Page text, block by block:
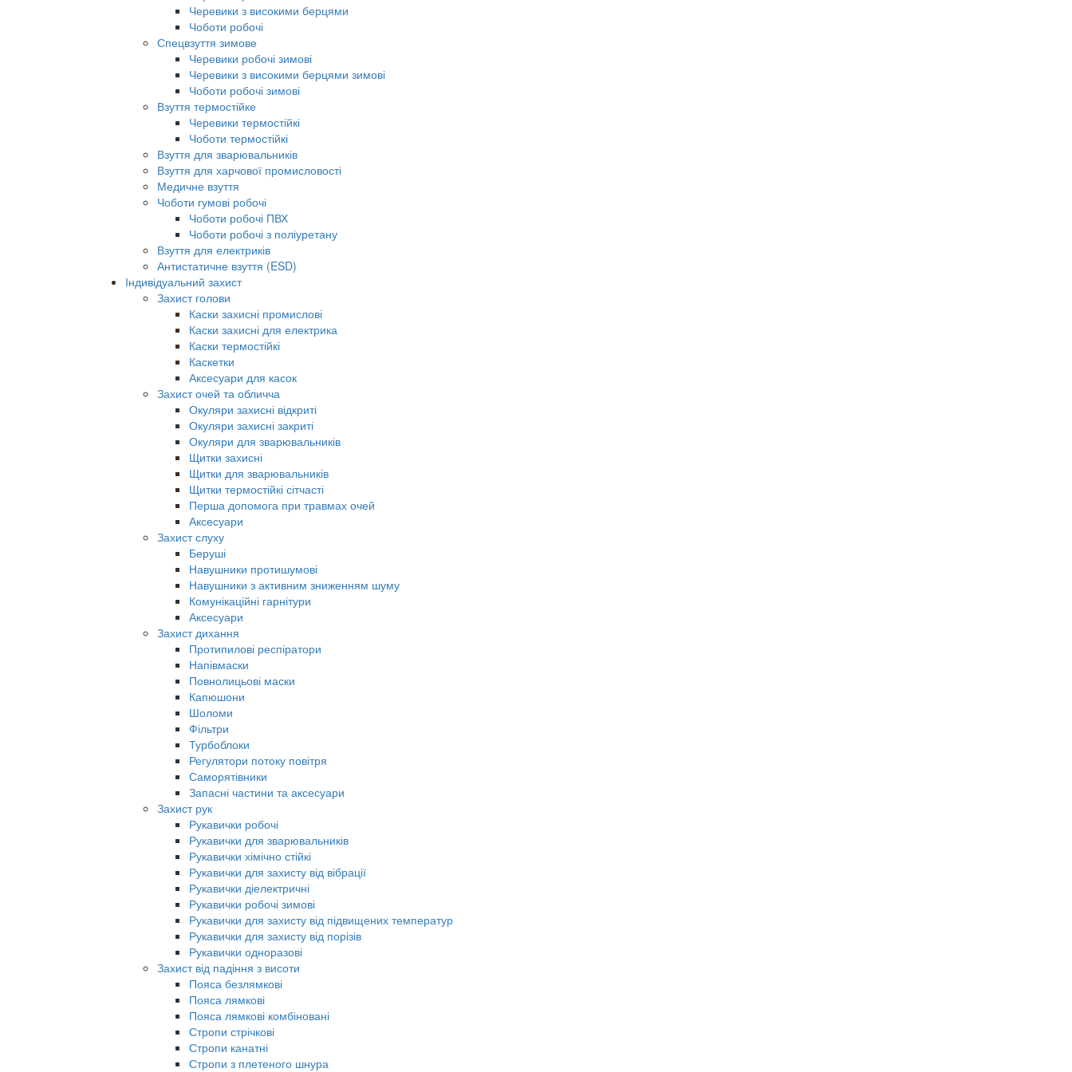
Черевики з високими берцями
Чоботи робочі
Спецвзуття зимове
Черевики робочі зимові
Черевики з високими берцями зимові
Чоботи робочі зимові
Взуття термостійке
Черевики термостійкі
Чоботи термостійкі
Взуття для зварювальників
Взуття для харчової промисловості
Медичне взуття
Чоботи гумові робочі
Чоботи робочі ПВХ
Чоботи робочі з поліуретану
Взуття для електриків
Антистатичне взуття (ESD)
Індивідуальний захист
Захист голови
Каски захисні промислові
Каски захисні для електрика
Каски термостійкі
Каскетки
Аксесуари для касок
Захист очей та обличча
Окуляри захисні відкриті
Окуляри захисні закриті
Окуляри для зварювальників
Щитки захисні
Щитки для зварювальників
Щитки термостійкі сітчасті
Перша допомога при травмах очей
Аксесуари
Захист слуху
Беруші
Навушники протишумові
Навушники з активним зниженням шуму
Комунікаційні гарнітури
Аксесуари
Захист дихання
Протипилові респіратори
Напівмаски
Повнолицьові маски
Капюшони
Шоломи
Фільтри
Турбоблоки
Регулятори потоку повітря
Саморятівники
Запасні частини та аксесуари
Захист рук
Рукавички робочі
Рукавички для зварювальників
Рукавички хімічно стійкі
Рукавички для захисту від вібрації
Рукавички діелектричні
Рукавички робочі зимові
Рукавички для захисту від підвищених температур
Рукавички для захисту від порізів
Рукавички одноразові
Захист від падіння з висоти
Пояса безлямкові
Пояса лямкові
Пояса лямкові комбіновані
Стропи стрічкові
Стропи канатні
Стропи з плетеного шнура